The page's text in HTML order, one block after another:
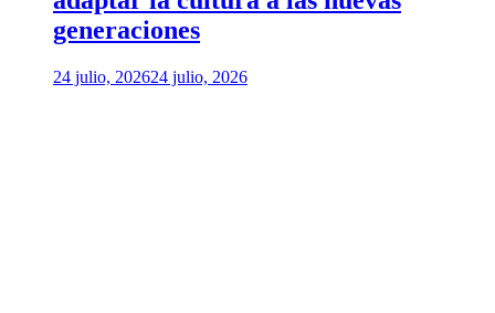
generaciones
24 julio, 202624 julio, 2026